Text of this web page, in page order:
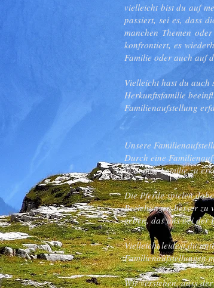
vielleicht bist du auf
passiert, sei es, dass
manchen Themen
konfrontiert, es
Familie oder auch auf
Vielleicht hast du auch
Herkunftsfamilie
Familienaufstellung
Unsere
Durch eine
in deiner Familie zu
Die Pferde spielen
Beziehungen besser
geben, das uns bei der
Vielleicht leidest du
Familienaufstellungen
Wir verstehen, dass